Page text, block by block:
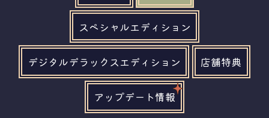
スペシャルエディション
デジタルデラックスエディション 店舗特典
アップデート情報